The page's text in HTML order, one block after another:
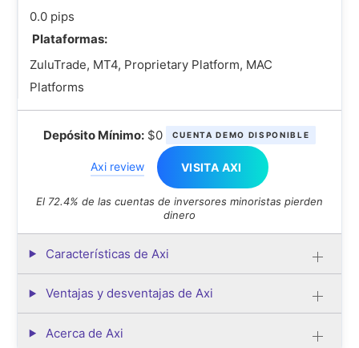
0.0 pips
Plataformas:
ZuluTrade, MT4, Proprietary Platform, MAC
Platforms
Depósito Mínimo:$0 CUENTA DEMO DISPONIBLE
Axi review VISITA AXI
El 72.4% de las cuentas de inversores minoristas pierden
dinero
Características de Axi
Ventajas y desventajas de Axi
Acerca de Axi